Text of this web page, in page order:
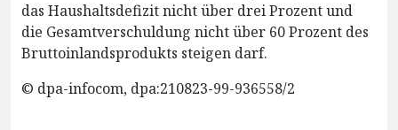
das Haushaltsdefizit nicht über drei Prozent und
die Gesamtverschuldung nicht über 60 Prozent des
Bruttoinlandsprodukts steigen darf.
© dpa-infocom, dpa:210823-99-936558/2